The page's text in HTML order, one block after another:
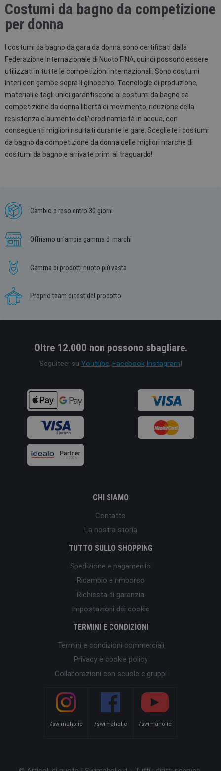
Costumi da bagno da competizione
per donna
I costumi da bagno da gara da donna sono certificati dalla
Federazione Internazionale di Nuoto FINA, quindi possono essere
utilizzati in tutte le competizioni internazionali. Sono costumi
interi con gambe sopra il ginocchio. Tecnologie di produzione,
materiali e tagli unici garantiscono ai costumi da bagno da
competizione da donna libertà di movimento, riduzione della
resistenza e aumento dell'idrodinamicità in acqua, con
conseguenti migliori risultati durante le gare. Scegliete i costumi
da bagno da competizione da donna delle migliori marche di
costumi da bagno e arrivate primi al traguardo!
Cambio e reso entro 30 giorni
Offriamo un’ampia gamma di marchi
Gamma di prodotti nuoto più vasta
Proprio team di test del prodotto.
Oltre 12.000 non possono sbagliare.
Seguiteci su Youtube, Facebook Instagram!
CHI SIAMO
Contatto
La nostra storia
TUTTO SULLO SHOPPING
Spedizione e pagamento
Ricambio e rimborso
Richiesta di garanzia
Impostazioni dei cookie
TERMINI E CONDIZIONI
Termini e condizioni commerciali
Privacy e cookie policy
Collaborazioni con scuole e gruppi
/swimaholic /swimaholic /swimaholic